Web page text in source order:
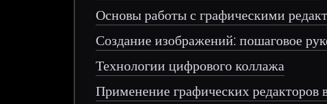
Основы работы с графическими
Создание изображений: пошаговое
Технологии цифрового коллажа
Применение графических редакторов